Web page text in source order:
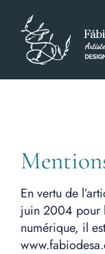
contenu
En vertu de
juin 2004 pour
numérique, il